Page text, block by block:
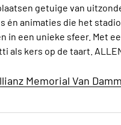
getuige van
én animaties die het
in een unieke sfeer. Met
als kers op de taart.
Memorial Van